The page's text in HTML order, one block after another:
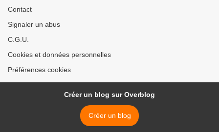
Contact
Signaler un abus
C.G.U.
Cookies et données personnelles
Préférences cookies
Créer un blog sur Overblog
Créer un blog